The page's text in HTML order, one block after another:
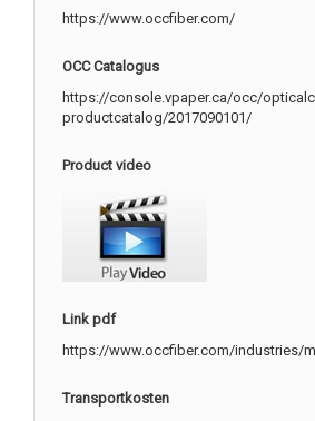
https://www.occfiber.com/
OCC Catalogus
https://console.vpaper.ca/occ/
productcatalog/2017090101/
Product video
Link pdf
https://www.occfiber.com/industries/
Transportkosten